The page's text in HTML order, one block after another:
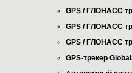
GPS / ГЛОНАСС
GPS / ГЛОНАСС
GPS / ГЛОНАСС
GPS-трекер